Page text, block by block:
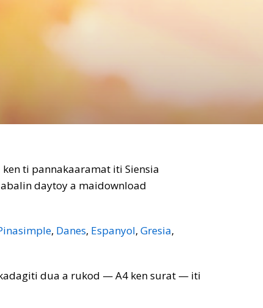
ti pannakaaramat iti Siensia
daytoy a maidownload
, Danes, Espanyol, Gresia,
dua a rukod — A4 ken surat — iti